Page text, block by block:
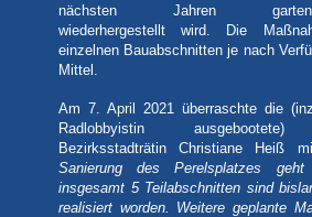
nächsten Jahren
wiederhergestellt wird. Die
einzelnen Bauabschnitten je nach
Mittel.
Am 7. April 2021 überraschte die
Radlobbyistin ausgebootete)
Bezirksstadträtin Christiane Heiß
Sanierung des Perelsplatzes
insgesamt 5 Teilabschnitten sind
realisiert worden. Weitere geplante